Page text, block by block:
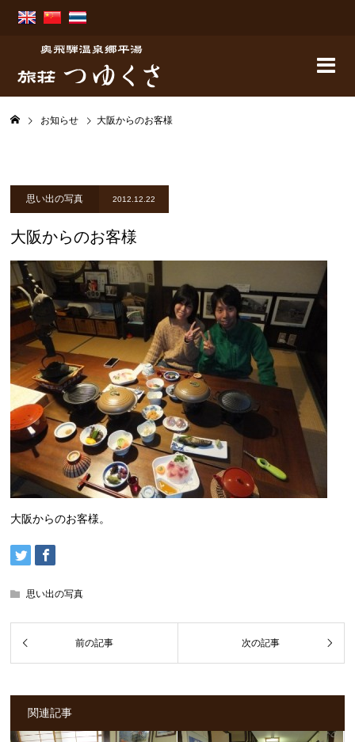
お知らせ 大阪からのお客様
思い出の写真 2012.12.22
大阪からのお客様
大阪からのお客様。
思い出の写真
関連記事